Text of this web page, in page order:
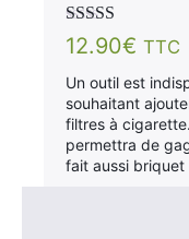
Note
2.67
sur 5
12.90€ TTC
Un outil est
souhaitant
filtres à
permettra de
fait aussi briquet